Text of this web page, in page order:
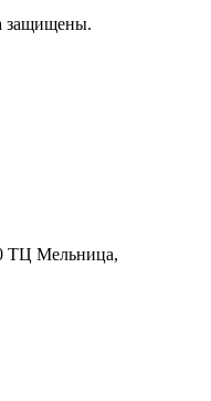
защищены.
ТЦ Мельница,